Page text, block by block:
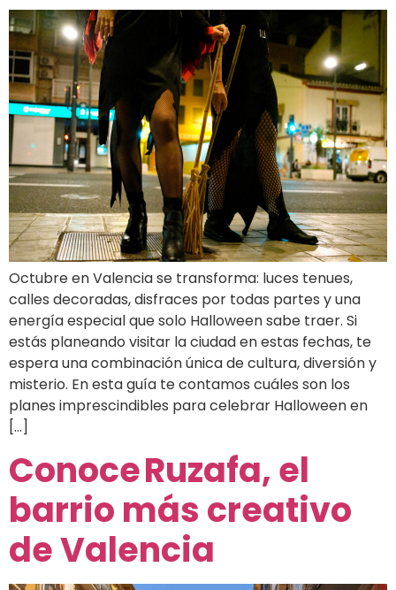
Octubre en Valencia se transforma: luces tenues,
calles decoradas, disfraces por todas partes y una
energía especial que solo Halloween sabe traer. Si
estás planeando visitar la ciudad en estas fechas, te
espera una combinación única de cultura, diversión y
misterio. En esta guía te contamos cuáles son los
planes imprescindibles para celebrar Halloween en
[…]
Conoce Ruzafa, el
barrio más creativo
de Valencia